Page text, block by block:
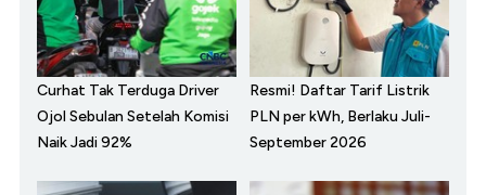
Curhat Tak Terduga Driver
Ojol Sebulan Setelah Komisi
Naik Jadi 92%
Resmi! Daftar Tarif Listrik
PLN per kWh, Berlaku Juli-
September 2026